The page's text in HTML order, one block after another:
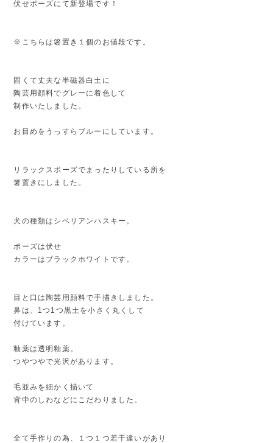
伏せポーズにて新登場です！
※こちらは箸置き１個のお値段です。
固くて丈夫な半磁器白土に
陶芸用顔料でグレーに着色して
制作いたしました。
お目めをうっすらブルーにしています。
リラックスポーズでまったりしている所を
箸置きにしました。
犬の種類はシベリアンハスキー。
ポーズは伏せ
カラーはブラックホワイトです。
目と口は陶芸用顔料で手描きしました。
鼻は、1つ1つ黒土を小さく丸くして
付けています。
釉薬は透明釉薬。
つやつやで光沢があります。
毛並みを細かく描いて
背中のしわなどにこだわりました。
全て手作りの為、１つ１つ若干違いがあり